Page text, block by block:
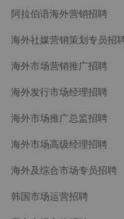
阿拉伯语海外营销招聘
海外社媒营销策划专员招
海外市场营销推广招聘
海外发行市场经理招聘
海外市场推广总监招聘
海外市场高级经理招聘
海外及综合市场专员招聘
韩国市场运营招聘